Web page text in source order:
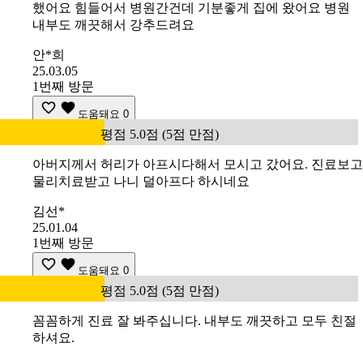
했어요 힘들어서 병원간건데 기분좋게 집에 왔어요 병원
내부도 깨끗해서 강추드려요
안*희
25.03.05
1번째 방문
도움돼요 0
평점 5.0점 (5점 만점)
아버지께서 허리가 아프시다해서 모시고 갔어요. 진료보고
물리치료받고 나니 덜아프다 하시네요
김선*
25.01.04
1번째 방문
도움돼요 0
평점 5.0점 (5점 만점)
꼼꼼하게 진료 잘 봐주십니다. 내부도 깨끗하고 모두 친절
하셔요.